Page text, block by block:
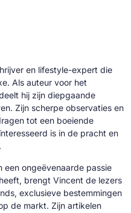
en lifestyle-expert die
Als auteur voor het
hij zijn diepgaande
Zijn scherpe observaties en
tot een boeiende
is in de pracht en
een ongeëvenaarde passie
brengt Vincent de lezers
exclusieve bestemmingen
de markt. Zijn artikelen